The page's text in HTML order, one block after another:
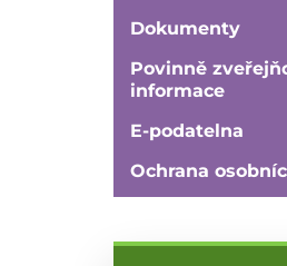
Dokumenty
Povinně
informace
E-podatelna
Ochrana